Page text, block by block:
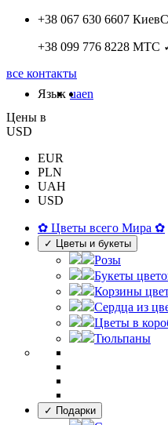
+38 067 630 6607
+38 099 776 8228 МТС
все контакты
Язык uaen
Цены в
USD
EUR
PLN
UAH
USD
✿ Цветы всего Мира ✿
✓ Цветы и букеты
Розы
Букеты
Корзины
Сердца из
Цветы в
Тюльпаны
✓ Подарки